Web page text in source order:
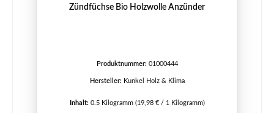
Zündfüchse Bio Holzwolle Anzünder
Produktnummer: 01000444
Hersteller: Kunkel Holz & Klima
Inhalt: 0.5 Kilogramm (19,98 € / 1 Kilogramm)